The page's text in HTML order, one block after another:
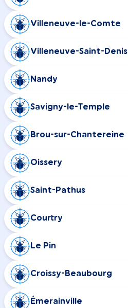
Villeneuve-le-Comte
Villeneuve-Saint-Denis
Nandy
Savigny-le-Temple
Brou-sur-Chantereine
Oissery
Saint-Pathus
Courtry
Le Pin
Croissy-Beaubourg
Émerainville